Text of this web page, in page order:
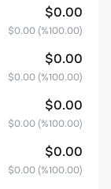
$0.00
$0.00 (%100.00)
$0.00
$0.00 (%100.00)
$0.00
$0.00 (%100.00)
$0.00
$0.00 (%100.00)